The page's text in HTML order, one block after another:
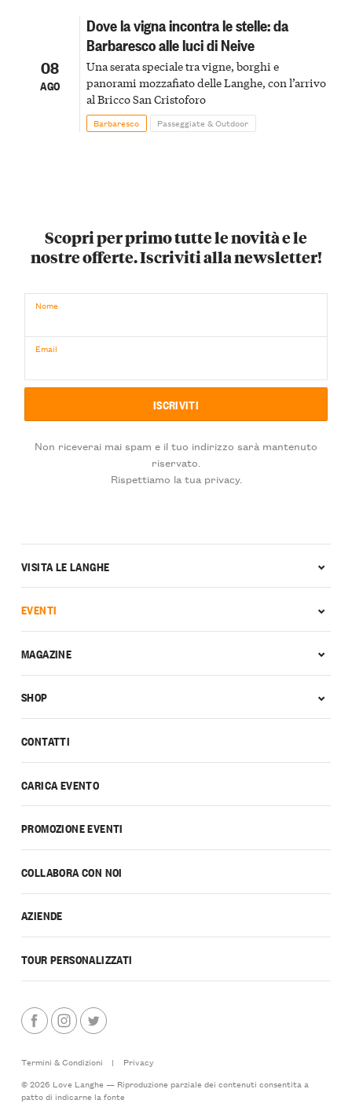
08
AGO
Dove la vigna incontra le stelle: da
Barbaresco alle luci di Neive
Una serata speciale tra vigne, borghi e
panorami mozzafiato delle Langhe, con l’arrivo
al Bricco San Cristoforo
Barbaresco Passeggiate & Outdoor
Scopri per primo tutte le novità e le
nostre offerte. Iscriviti alla newsletter!
Nome
Email
Non riceverai mai spam e il tuo indirizzo sarà mantenuto
riservato.
Rispettiamo la tua privacy.
CONTATTI
CARICA EVENTO
PROMOZIONE EVENTI
COLLABORA CON NOI
AZIENDE
TOUR PERSONALIZZATI
VISITA LE LANGHE
EVENTI
MAGAZINE
SHOP
Termini & Condizioni |
Privacy
© 2026 Love Langhe — Riproduzione parziale dei contenuti consentita a
patto di indicarne la fonte